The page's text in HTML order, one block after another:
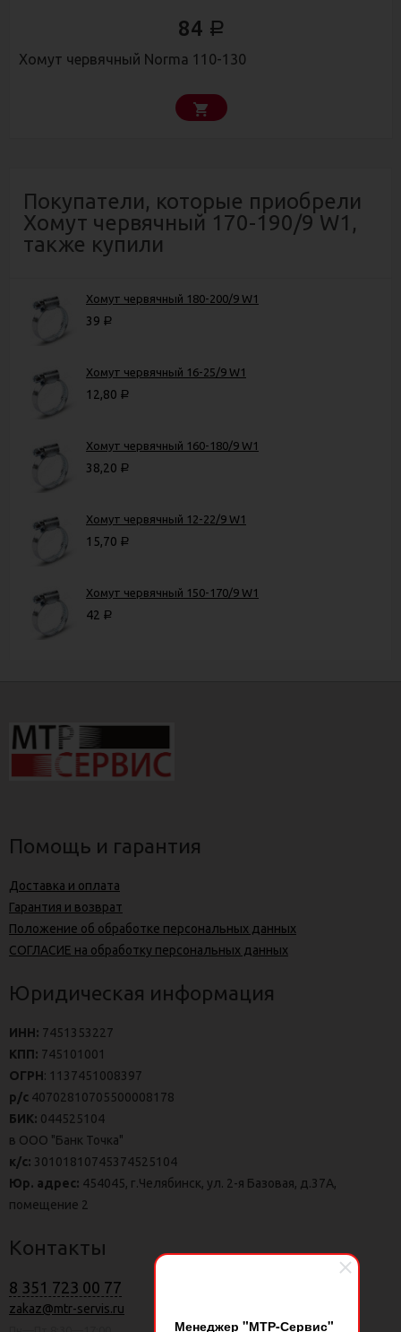
Менеджер "МТР-Сервис"
84 Р
Хомут червячный Norma 110-130
Покупатели, которые приобрели
Хомут червячный 170-190/9 W1,
также купили
Хомут червячный 180-200/9 W1
39 Р
Хомут червячный 16-25/9 W1
12,80 Р
Хомут червячный 160-180/9 W1
38,20 Р
Хомут червячный 12-22/9 W1
15,70 Р
Хомут червячный 150-170/9 W1
42 Р
Помощь и гарантия
Доставка и оплата
Гарантия и возврат
Положение об обработке персональных данных
СОГЛАСИЕ на обработку персональных данных
Юридическая информация
ИНН: 7451353227
КПП: 745101001
ОГРН: 1137451008397
р/с 40702810705500008178
БИК: 044525104
в ООО "Банк Точка"
к/с: 30101810745374525104
Юр. адрес: 454045, г.Челябинск, ул. 2-я Базовая, д.37А,
помещение 2
Контакты
8 351 723 00 77
zakaz@mtr-servis.ru